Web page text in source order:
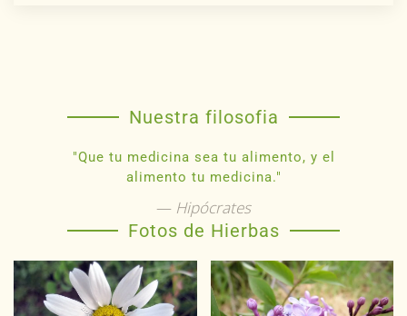
Nuestra filosofia
"Que tu medicina sea tu alimento, y el
alimento tu medicina."
Hipócrates
Fotos de Hierbas